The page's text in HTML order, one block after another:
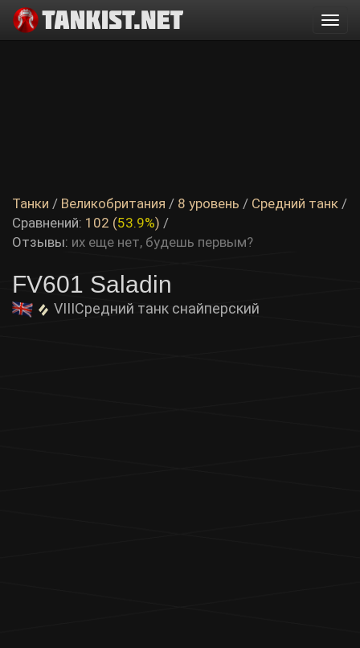
Танки / Великобритания / 8 уровень / Средний танк /
Сравнений: 102 (53.9%) /
Отзывы: их еще нет, будешь первым?
FV601 Saladin
VIIIСредний танк снайперский